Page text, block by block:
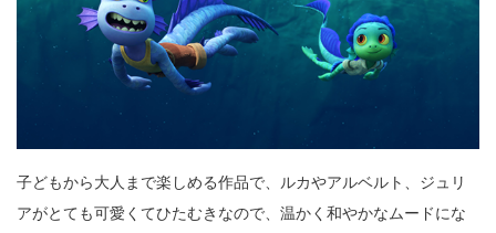
子どもから大人まで楽しめる作品で、ルカやアルベルト、ジュリ
アがとても可愛くてひたむきなので、温かく和やかなムードにな